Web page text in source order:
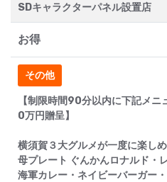
SDキャラクターパネル設置店
お得
その他
【制限時間90分以内に下記メニ
0万円贈呈】
横須賀３大グルメが一度に楽し
母プレート ぐんかんロナルド・
海軍カレー・ネイビーバーガー